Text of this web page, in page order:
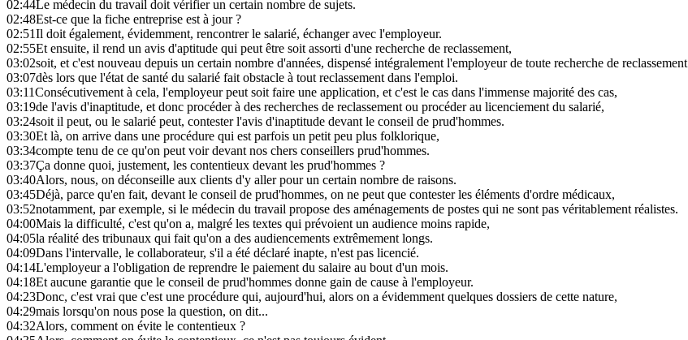
02:44Le médecin du travail doit vérifier un certain nombre de sujets.
02:48Est-ce que la fiche entreprise est à jour ?
02:51Il doit également, évidemment, rencontrer le salarié, échanger avec l'employeur.
02:55Et ensuite, il rend un avis d'aptitude qui peut être soit assorti d'une recherche de reclassement,
03:02soit, et c'est nouveau depuis un certain nombre d'années, dispensé intégralement l'employeur de toute recherche de reclassement
03:07dès lors que l'état de santé du salarié fait obstacle à tout reclassement dans l'emploi.
03:11Consécutivement à cela, l'employeur peut soit faire une application, et c'est le cas dans l'immense majorité des cas,
03:19de l'avis d'inaptitude, et donc procéder à des recherches de reclassement ou procéder au licenciement du salarié,
03:24soit il peut, ou le salarié peut, contester l'avis d'inaptitude devant le conseil de prud'hommes.
03:30Et là, on arrive dans une procédure qui est parfois un petit peu plus folklorique,
03:34compte tenu de ce qu'on peut voir devant nos chers conseillers prud'hommes.
03:37Ça donne quoi, justement, les contentieux devant les prud'hommes ?
03:40Alors, nous, on déconseille aux clients d'y aller pour un certain nombre de raisons.
03:45Déjà, parce qu'en fait, devant le conseil de prud'hommes, on ne peut que contester les éléments d'ordre médicaux,
03:52notamment, par exemple, si le médecin du travail propose des aménagements de postes qui ne sont pas véritablement réalistes.
04:00Mais la difficulté, c'est qu'on a, malgré les textes qui prévoient un audience moins rapide,
04:05la réalité des tribunaux qui fait qu'on a des audiencements extrêmement longs.
04:09Dans l'intervalle, le collaborateur, s'il a été déclaré inapte, n'est pas licencié.
04:14L'employeur a l'obligation de reprendre le paiement du salaire au bout d'un mois.
04:18Et aucune garantie que le conseil de prud'hommes donne gain de cause à l'employeur.
04:23Donc, c'est vrai que c'est une procédure qui, aujourd'hui, alors on a évidemment quelques dossiers de cette nature,
04:29mais lorsqu'on nous pose la question, on dit...
04:32Alors, comment on évite le contentieux ?